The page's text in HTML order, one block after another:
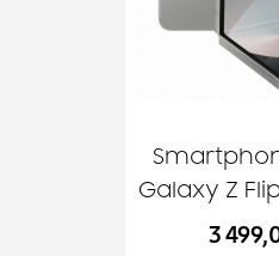
Galaxy Z
3